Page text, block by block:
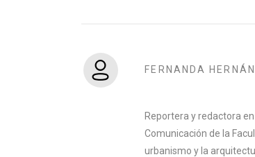
FERNANDA
Reportera y redactora
Comunicación de la
urbanismo y la